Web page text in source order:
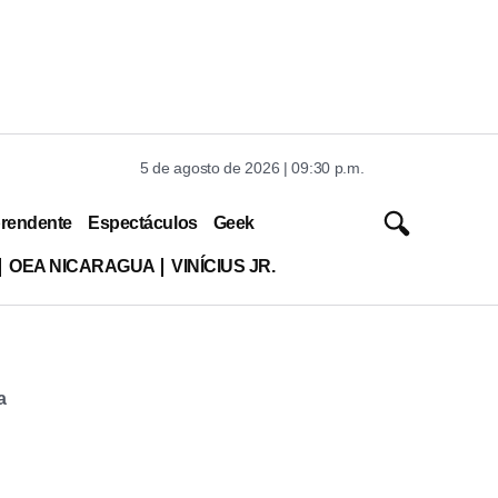
5 de agosto de 2026 | 09:30 p.m.
Espectáculos Geek
OEA NICARAGUA VINÍCIUS JR.